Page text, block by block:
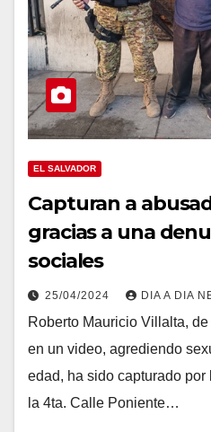
EL SALVADOR
Capturan a
gracias a una
sociales
25/04/2024 DIA A DIA
Roberto Mauricio Villalta,
en un video, agrediendo
edad, ha sido capturado
la 4ta. Calle Poniente…